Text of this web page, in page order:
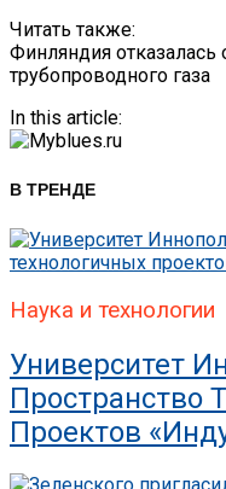
Читать также:
Финляндия отказалась
трубопроводного газа
In this article:
В ТРЕНДЕ
Наука и технологии
Университет
Пространство
Проектов